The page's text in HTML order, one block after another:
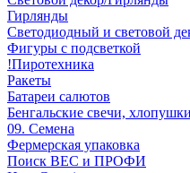
Гирлянды
Светодиодный и световой
Фигуры с подсветкой
!Пиротехника
Ракеты
Батареи салютов
Бенгальские свечи,
09. Семена
Фермерская упаковка
Поиск ВЕС и ПРОФИ